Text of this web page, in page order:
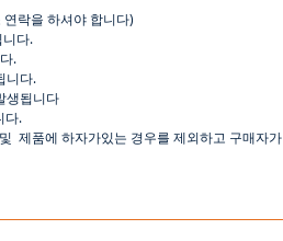
연락을 하셔야 합니다)
니다.
.
니다.
생됩니다
다.
및 제품에 하자가있는 경우를 제외하고 구매자가